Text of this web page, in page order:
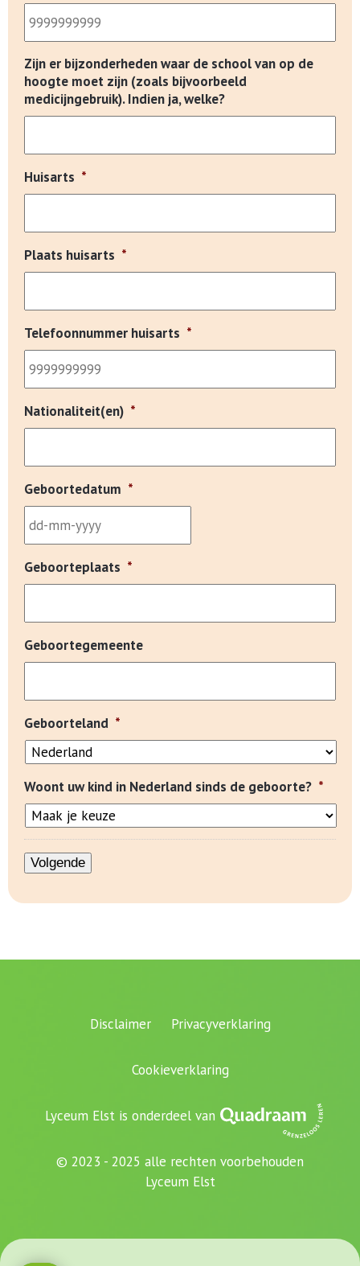
Zijn er bijzonderheden waar de school van op de
hoogte moet zijn (zoals bijvoorbeeld
medicijngebruik). Indien ja, welke?
Huisarts *
Plaats huisarts *
Telefoonnummer huisarts *
Nationaliteit(en) *
Geboortedatum *
Geboorteplaats *
Geboortegemeente
Geboorteland *
Woont uw kind in Nederland sinds de geboorte? *
Volgende
Disclaimer Privacyverklaring
Cookieverklaring
Lyceum Elst is onderdeel van
© 2023 - 2025 alle rechten voorbehouden
Lyceum Elst